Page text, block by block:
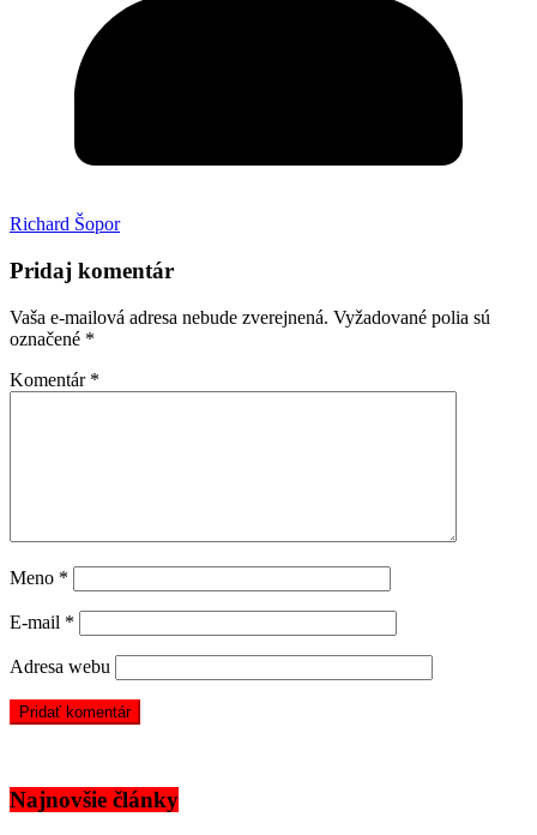
Richard Šopor
Pridaj komentár
Vaša e-mailová adresa nebude zverejnená. Vyžadované polia sú
označené *
Komentár *
Meno *
E-mail *
Adresa webu
Najnovšie články